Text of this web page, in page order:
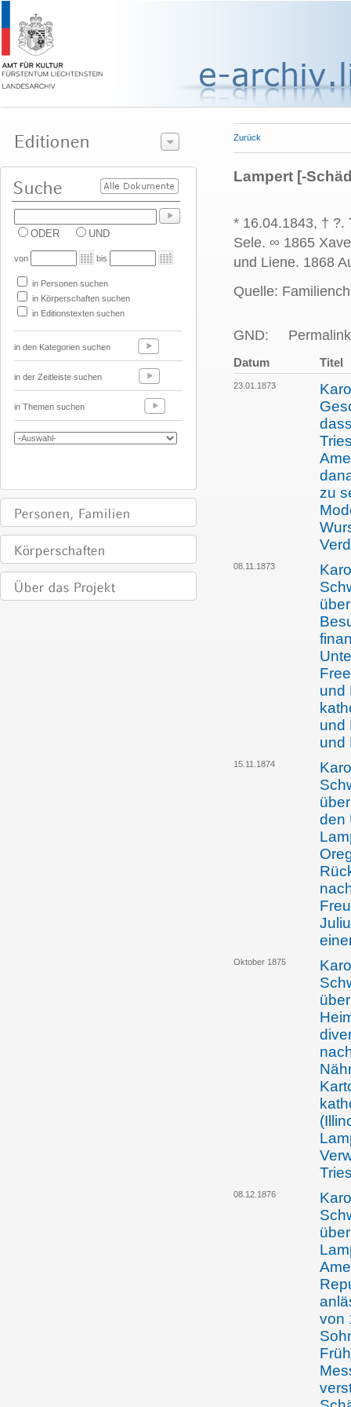
ODER UND
von bis
in Personen suchen
in Körperschaften suchen
in Editionstexten suchen
in den Kategorien suchen
in der Zeitleiste suchen
in Themen suchen
Zurück
Lampert [-
* 16.04.1843, † ?.
Sele. ∞ 1865
und Liene. 1868
Quelle:
GND:
Datum Titel
23.01.1873
zu
08.11.1873
und
und
und
15.11.1874
den
Oktober 1875
08.12.1876
von